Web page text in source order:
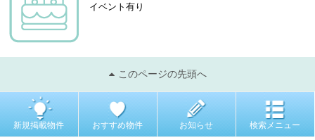
イベント有り
このページの先頭へ
新規掲載物件 おすすめ物件 お知らせ 検索メニュー